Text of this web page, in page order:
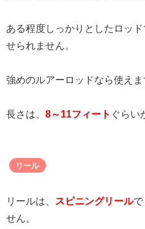
ある程度しっかりとしたロッ
せられません。
強めのルアーロッドなら使えま
長さは、 8～11フィート ぐらい
リール
リールは、 スピニングリールで
せん。